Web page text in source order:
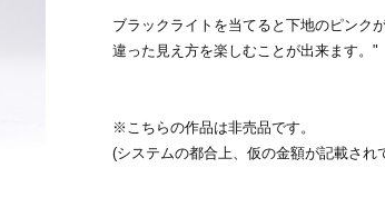
ブラックライトを当てると下地のピンク
違った見え方を楽しむことが出来ます。"
※こちらの作品は非売品です。
(システムの都合上、仮の金額が記載され